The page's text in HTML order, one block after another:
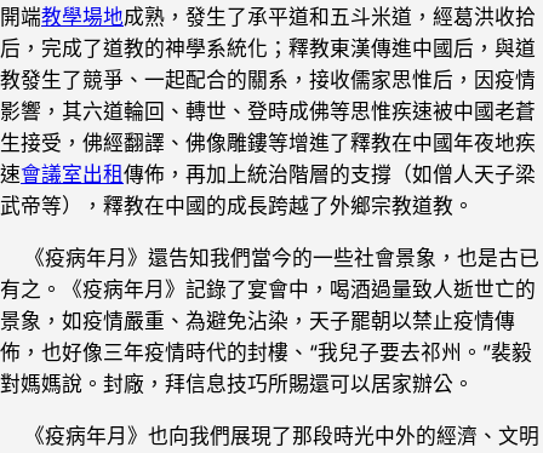
開端教學場地成熟，發生了承平道和五斗米道，經葛洪收拾
后，完成了道教的神學系統化；釋教東漢傳進中國后，與道
教發生了競爭、一起配合的關系，接收儒家思惟后，因疫情
影響，其六道輪回、轉世、登時成佛等思惟疾速被中國老蒼
生接受，佛經翻譯、佛像雕鏤等增進了釋教在中國年夜地疾
速會議室出租傳佈，再加上統治階層的支撐（如僧人天子梁
武帝等），釋教在中國的成長跨越了外鄉宗教道教。
《疫病年月》還告知我們當今的一些社會景象，也是古已
有之。《疫病年月》記錄了宴會中，喝酒過量致人逝世亡的
景象，如疫情嚴重、為避免沾染，天子罷朝以禁止疫情傳
佈，也好像三年疫情時代的封樓、“我兒子要去祁州。”裴毅
對媽媽說。封廠，拜信息技巧所賜還可以居家辦公。
《疫病年月》也向我們展現了那段時光中外的經濟、文明